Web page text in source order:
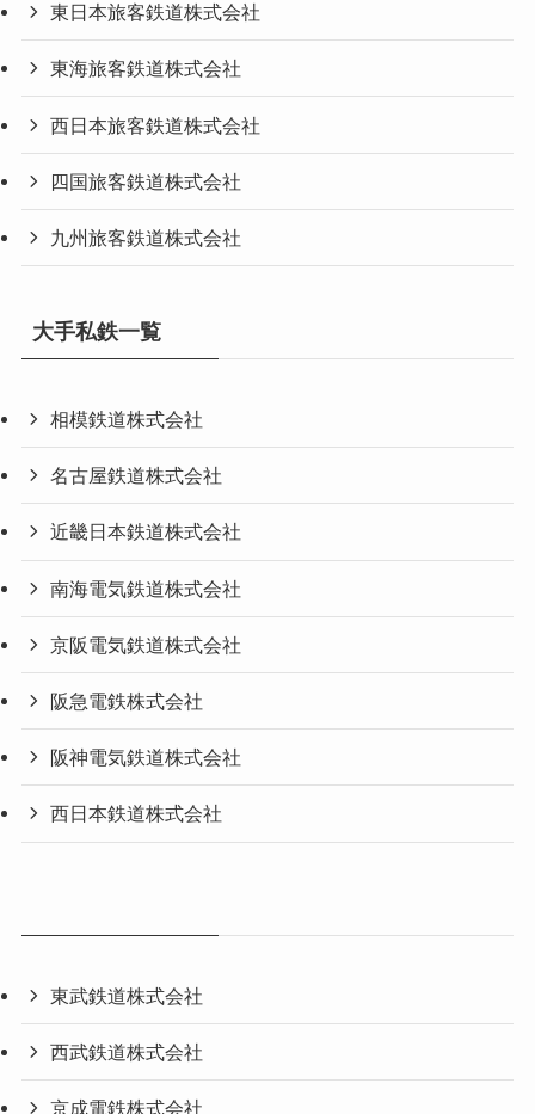
東日本旅客鉄道株式会社
東海旅客鉄道株式会社
西日本旅客鉄道株式会社
四国旅客鉄道株式会社
九州旅客鉄道株式会社
大手私鉄一覧
相模鉄道株式会社
名古屋鉄道株式会社
近畿日本鉄道株式会社
南海電気鉄道株式会社
京阪電気鉄道株式会社
阪急電鉄株式会社
阪神電気鉄道株式会社
西日本鉄道株式会社
東武鉄道株式会社
西武鉄道株式会社
京成電鉄株式会社